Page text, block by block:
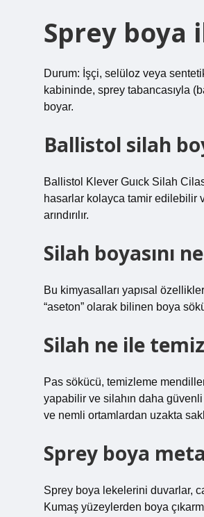
Sprey boya
Durum: İşçi, selüloz veya
kabininde, sprey tabancasıyla
boyar.
Ballistol silah
Ballistol Klever Guıck Silah
hasarlar kolayca tamir edilebilir
arındırılır.
Silah boyasını
Bu kimyasalları yapısal
“aseton” olarak bilinen boya
Silah ne ile
Pas sökücü, temizleme
yapabilir ve silahın daha
ve nemli ortamlardan uzakta
Sprey boya
Sprey boya lekelerini duvarlar,
Kumaş yüzeylerden boya